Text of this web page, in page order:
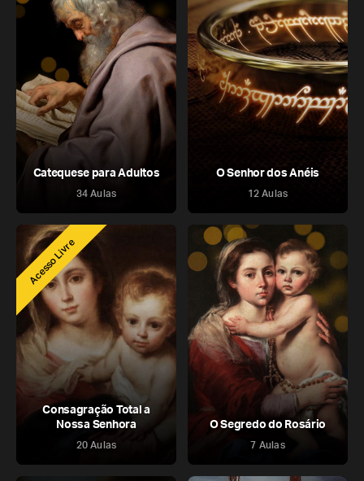
Catequese para Adultos
34 Aulas
O Senhor dos Anéis
12 Aulas
Acesso Livre
Consagração Total a
Nossa Senhora
20 Aulas
O Segredo do Rosário
7 Aulas